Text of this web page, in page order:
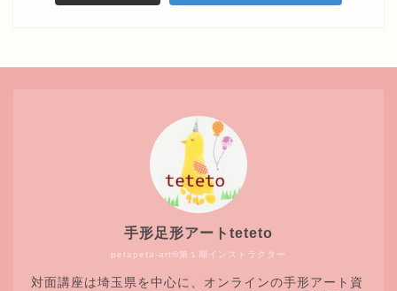
petapeta-art®第１期インストラクター
手形足形アートteteto
対面講座は埼玉県を中心に、オンラインの手形アート資